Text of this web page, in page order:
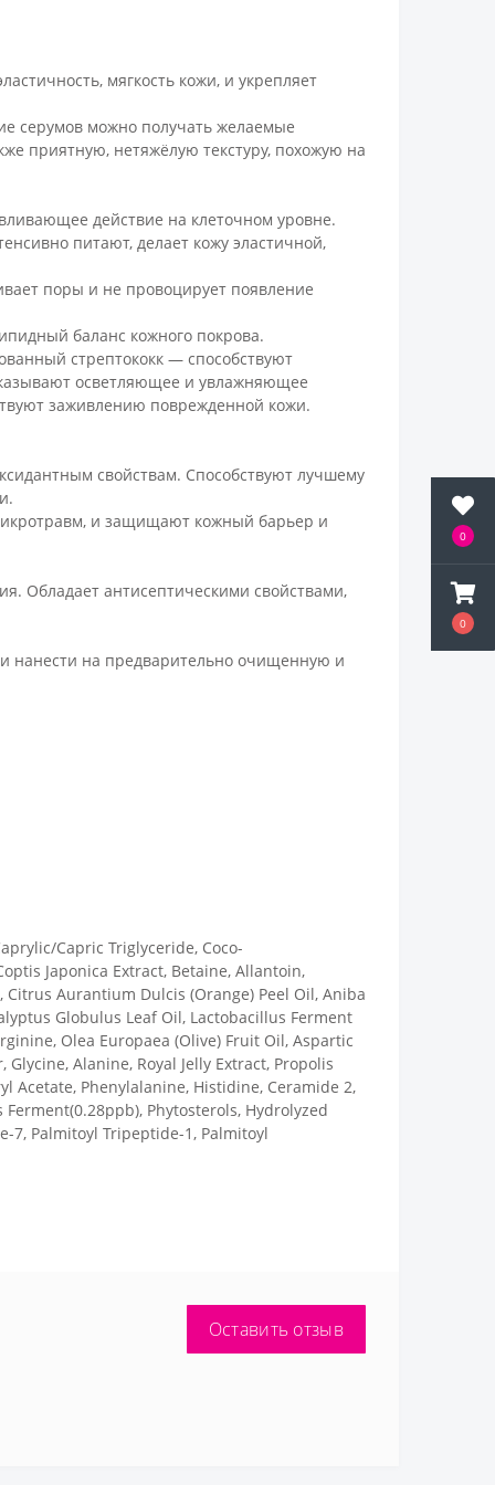
0
0
мягкость кожи, и укрепляет
серумов можно получать желаемые
приятную, нетяжёлую текстуру, похожую на
действие на клеточном уровне.
питают, делает кожу эластичной,
поры и не провоцирует появление
баланс кожного покрова.
стрептококк — способствуют
осветляющее и увлажняющее
заживлению поврежденной кожи.
свойствам. Способствуют лучшему
и защищают кожный барьер и
Обладает антисептическими свойствами,
нанести на предварительно очищенную и
Capric Triglyceride, Coco-
Japonica Extract, Betaine, Allantoin,
Aurantium Dulcis (Orange) Peel Oil, Aniba
Globulus Leaf Oil, Lactobacillus Ferment
Olea Europaea (Olive) Fruit Oil, Aspartic
Alanine, Royal Jelly Extract, Propolis
Acetate, Phenylalanine, Histidine, Ceramide 2,
Phytosterols, Hydrolyzed
7, Palmitoyl Tripeptide-1, Palmitoyl
Оставить отзыв